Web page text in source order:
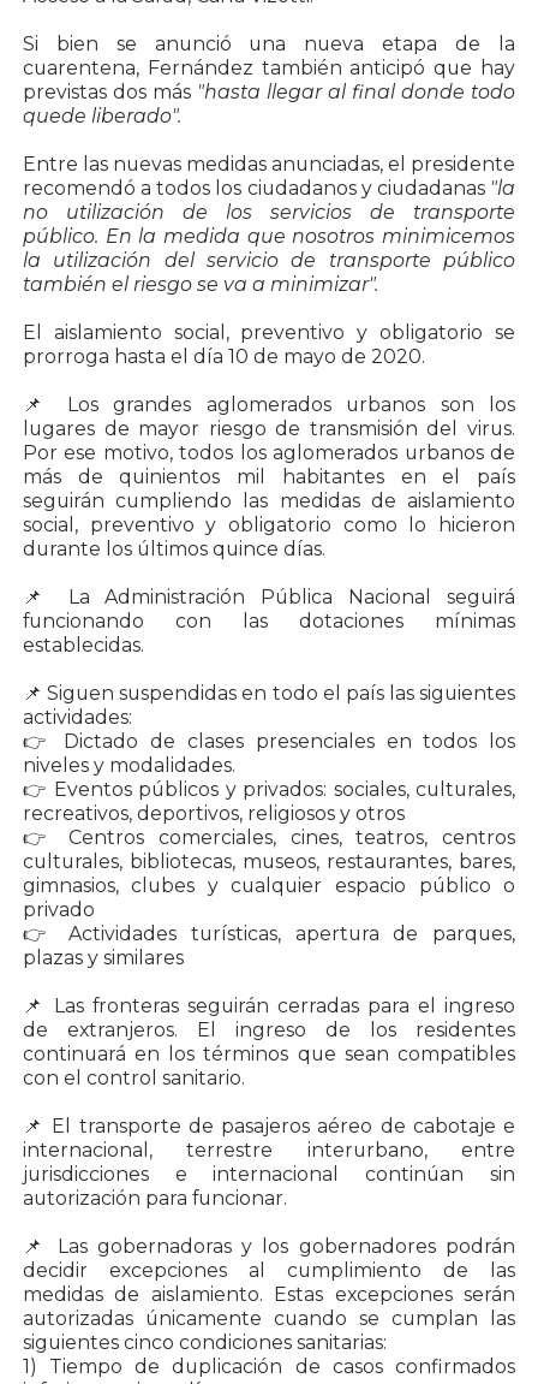
Si bien se anunció una nueva etapa de la
cuarentena, Fernández también anticipó que hay
previstas dos más "hasta llegar al final donde todo
quede liberado".
Entre las nuevas medidas anunciadas, el presidente
recomendó a todos los ciudadanos y ciudadanas "la
no utilización de los servicios de transporte
público. En la medida que nosotros minimicemos
la utilización del servicio de transporte público
también el riesgo se va a minimizar".
El aislamiento social, preventivo y obligatorio se
prorroga hasta el día 10 de mayo de 2020.
📌 Los grandes aglomerados urbanos son los
lugares de mayor riesgo de transmisión del virus.
Por ese motivo, todos los aglomerados urbanos de
más de quinientos mil habitantes en el país
seguirán cumpliendo las medidas de aislamiento
social, preventivo y obligatorio como lo hicieron
durante los últimos quince días.
📌 La Administración Pública Nacional seguirá
funcionando con las dotaciones mínimas
establecidas.
📌 Siguen suspendidas en todo el país las siguientes
actividades:
👉 Dictado de clases presenciales en todos los
niveles y modalidades.
👉 Eventos públicos y privados: sociales, culturales,
recreativos, deportivos, religiosos y otros
👉 Centros comerciales, cines, teatros, centros
culturales, bibliotecas, museos, restaurantes, bares,
gimnasios, clubes y cualquier espacio público o
privado
👉 Actividades turísticas, apertura de parques,
plazas y similares
📌 Las fronteras seguirán cerradas para el ingreso
de extranjeros. El ingreso de los residentes
continuará en los términos que sean compatibles
con el control sanitario.
📌 El transporte de pasajeros aéreo de cabotaje e
internacional, terrestre interurbano, entre
jurisdicciones e internacional continúan sin
autorización para funcionar.
📌 Las gobernadoras y los gobernadores podrán
decidir excepciones al cumplimiento de las
medidas de aislamiento. Estas excepciones serán
autorizadas únicamente cuando se cumplan las
siguientes cinco condiciones sanitarias:
1) Tiempo de duplicación de casos confirmados